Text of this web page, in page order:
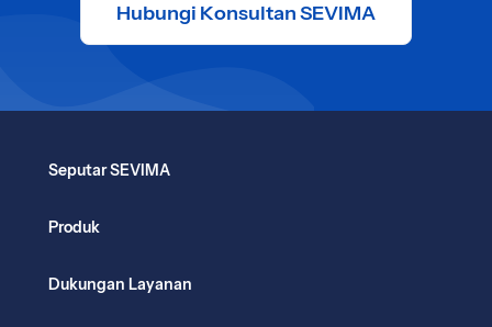
Hubungi Konsultan SEVIMA
Seputar SEVIMA
Produk
Dukungan Layanan